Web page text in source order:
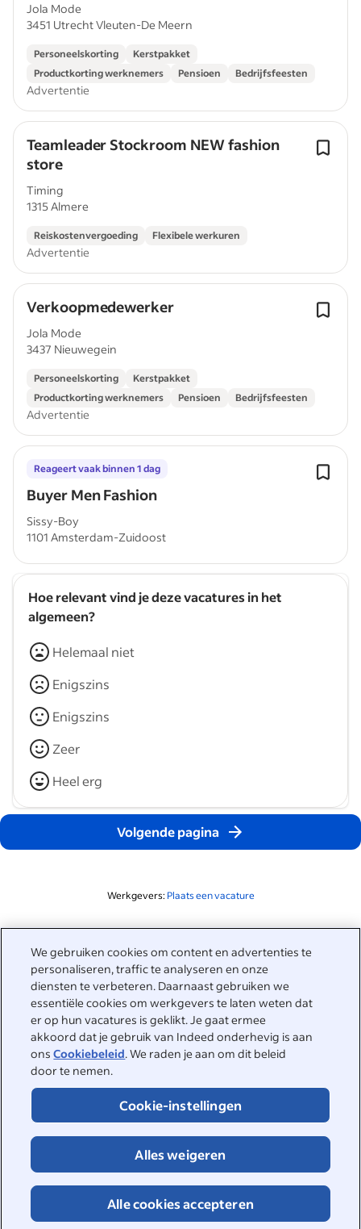
We gebruiken cookies om content en advertenties te
personaliseren, traffic te analyseren en onze
diensten te verbeteren. Daarnaast gebruiken we
essentiële cookies om werkgevers te laten weten dat
er op hun vacatures is geklikt. Je gaat ermee
akkoord dat je gebruik van Indeed onderhevig is aan
onsCookiebeleid. We raden je aan om dit beleid
door te nemen.
Cookie-instellingen
Alles weigeren
Alle cookies accepteren
Jola Mode
3451 Utrecht Vleuten-De Meern
Personeelskorting
Kerstpakket
Productkorting werknemers
Pensioen Bedrijfsfeesten
Advertentie
Teamleader Stockroom NEW fashion
store
Timing
1315 Almere
Reiskostenvergoeding Flexibele werkuren
Advertentie
Verkoopmedewerker
Jola Mode
3437 Nieuwegein
Personeelskorting
Kerstpakket
Productkorting werknemers
Pensioen Bedrijfsfeesten
Advertentie
Buyer Men Fashion
Reageert vaak binnen 1 dag
Sissy-Boy
1101 Amsterdam-Zuidoost
Hoe relevant vind je deze vacatures in het
algemeen?
Helemaal niet
Enigszins
Enigszins
Zeer
Heel erg
Volgende pagina
Werkgevers: Plaats een vacature
Gerelateerd aan deze zoekopdracht
&nbsp;
Inloggen
&nbsp;
Werkzoekenden
Help
Carrièregids
Werken bij Indeed
Vacatures zoeken
&nbsp;
Werkgevers
Plaats een vacature
Indeed Events
&nbsp;
Over Indeed
Cookies
&nbsp;
Toegankelijkheid bij IndeedPrivacycenter en Ad Choices
Pagina Online veiligheidVoorwaarden